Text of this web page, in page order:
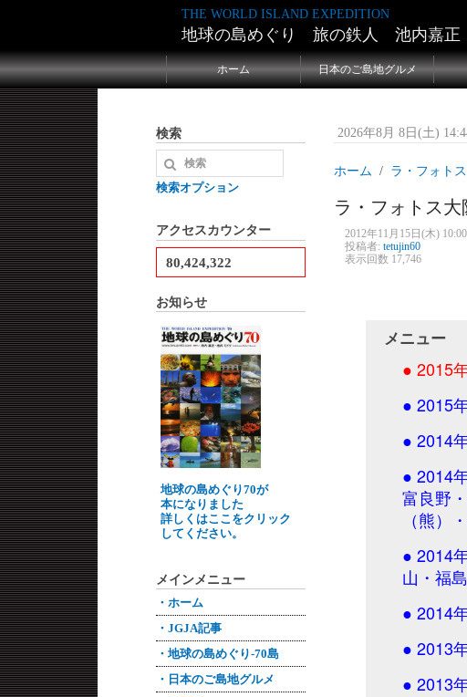
THE WORLD ISLAND EXPEDITION
地球の島めぐり 旅の鉄人 池内嘉正
ホーム 日本のご島地グルメ
2026年8月 8日(土)
ホーム ラ・フォト
ラ・フォトス
2012年11月15日(木)
投稿者: tetujin60
表示回数 17,746
メニュー
● 2015
● 2015
● 2014
● 2014
富良野
（熊）
● 2014
山・福
●
● 2013
● 2013
検索
検索オプション
アクセスカウンター
80,424,322
お知らせ
地球の島めぐり70が
本になりました
詳しくはここをクリック
してください。
メインメニュー
・ホーム
・JGJA記事
・地球の島めぐり-70島
・日本のご島地グルメ